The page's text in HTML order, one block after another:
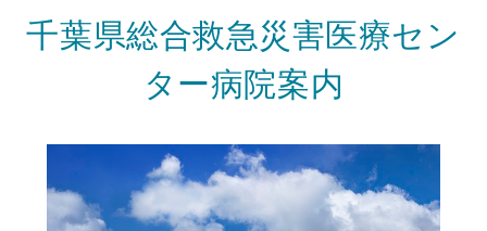
千葉県総合救急災害医療セン
ター病院案内